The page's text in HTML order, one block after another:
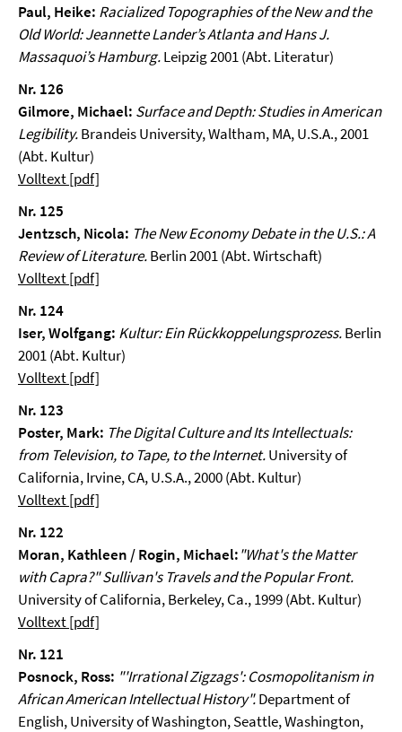
Paul, Heike: Racialized Topographies of the New and the
Old World: Jeannette Lander’s Atlanta and Hans J.
Massaquoi’s Hamburg.Leipzig 2001 (Abt. Literatur)
Nr. 126
Gilmore, Michael: Surface and Depth: Studies in American
Legibility.Brandeis University, Waltham, MA, U.S.A., 2001
(Abt. Kultur)
Volltext [pdf]
Nr. 125
Jentzsch, Nicola: The New Economy Debate in the U.S.: A
Review of Literature.Berlin 2001 (Abt. Wirtschaft)
Volltext [pdf]
Nr. 124
Iser, Wolfgang: Kultur: Ein Rückkoppelungsprozess.Berlin
2001 (Abt. Kultur)
Volltext [pdf]
Nr. 123
Poster, Mark: The Digital Culture and Its Intellectuals:
from Television, to Tape, to the Internet.University of
California, Irvine, CA, U.S.A., 2000 (Abt. Kultur)
Volltext [pdf]
Nr. 122
Moran, Kathleen / Rogin, Michael:"What's the Matter
with Capra?" Sullivan's Travels and the Popular Front.
University of California, Berkeley, Ca., 1999 (Abt. Kultur)
Volltext [pdf]
Nr. 121
Posnock, Ross: "'Irrational Zigzags': Cosmopolitanism in
African American Intellectual History".Department of
English, University of Washington, Seattle, Washington,